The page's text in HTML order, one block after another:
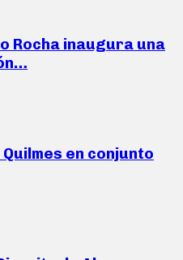
Rocha inaugura una
Quilmes en conjunto